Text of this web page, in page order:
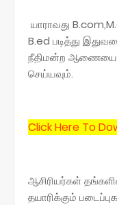
யாராவது
B.ed படித்து
நீதிமன்ற ஆணையை
செய்யவும்.
Click Here To
ஆசிரியர்கள்
தயாரிக்கும்